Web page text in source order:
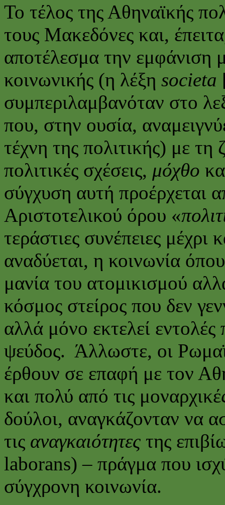
Το τέλος της Αθηναϊκής
τους Μακεδόνες και,
αποτέλεσμα την εμφάνιση
κοινωνικής (η λέξη societa
συμπεριλαμβανόταν στο
που, στην ουσία,
τέχνη της πολιτικής) με
πολιτικές σχέσεις, μόχθο
σύγχυση αυτή προέρχεται
Αριστοτελικού όρου «
τεράστιες συνέπειες
αναδύεται, η κοινωνία
μανία του ατομικισμού
κόσμος στείρος που δεν
αλλά μόνο εκτελεί
ψεύδος. Άλλωστε, οι
έρθουν σε επαφή με τον
και πολύ από τις
δούλοι, αναγκάζονταν να
τις αναγκαιότητες της
laborans) – πράγμα που
σύγχρονη κοινωνία.